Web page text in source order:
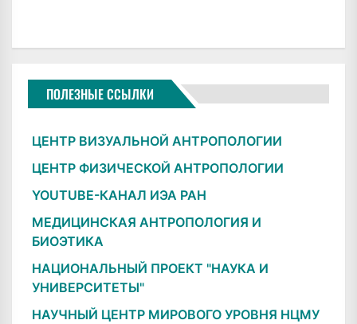
ПОЛЕЗНЫЕ ССЫЛКИ
ЦЕНТР ВИЗУАЛЬНОЙ АНТРОПОЛОГИИ
ЦЕНТР ФИЗИЧЕСКОЙ АНТРОПОЛОГИИ
YOUTUBE-КАНАЛ ИЭА РАН
МЕДИЦИНСКАЯ АНТРОПОЛОГИЯ И
БИОЭТИКА
НАЦИОНАЛЬНЫЙ ПРОЕКТ "НАУКА И
УНИВЕРСИТЕТЫ"
НАУЧНЫЙ ЦЕНТР МИРОВОГО УРОВНЯ НЦМУ